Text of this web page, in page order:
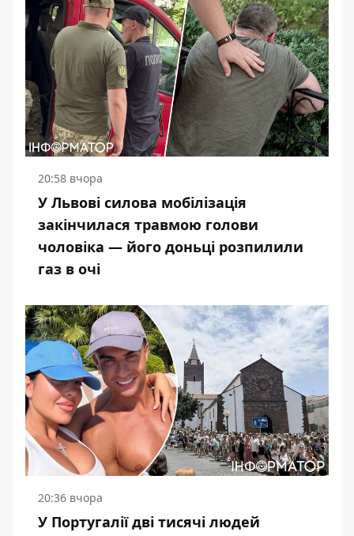
20:58 вчора
У Львові силова мобілізація
закінчилася травмою голови
чоловіка — його доньці розпилили
газ в очі
20:36 вчора
У Португалії дві тисячі людей